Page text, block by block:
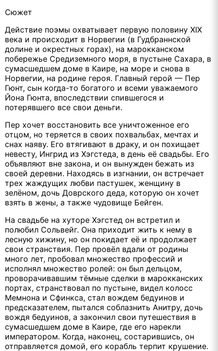
Сюжет
Действие поэмы охватывает первую половину XIX
века и происходит в Норвегии (в Гудбраннской
долине и окрестных горах), на марокканском
побережье Средиземного моря, в пустыне Сахара, в
сумасшедшем доме в Каире, на море и снова в
Норвегии, на родине героя. Главный герой — Пер
Гюнт, сын когда-то богатого и всеми уважаемого
Йона Гюнта, впоследствии спившегося и
потерявшего все свои деньги.
Пер хочет восстановить все уничтоженное его
отцом, но теряется в своих похвальбах, мечтах и
снах наяву. Его втягивают в драку, и он похищает
невесту, Ингрид из Хэгстеда, в день её свадьбы. Его
объявляют вне закона, и он вынужден бежать из
своей деревни. Находясь в изгнании, он встречает
трех жаждущих любви пастушек, женщину в
зелёном, дочь Доврского деда, которую он хочет
взять в жены, а также чудовище Бейген.
На свадьбе на хуторе Хэгстед он встретил и
полюбил Сольвейг. Она приходит жить к нему в
лесную хижину, но он покидает её и продолжает
свои странствия. Пер провёл вдали от родины
много лет, пробовал множество профессий и
исполнял множество ролей: он был дельцом,
проворачивавшим тёмные сделки в марокканских
портах, странствовал по пустыне, видел колосс
Мемнона и Сфинкса, стал вождем бедуинов и
предсказателем, пытался соблазнить Анитру, дочь
вождя бедуинов, а закончил свои путешествия в
сумасшедшем доме в Каире, где его нарекли
императором. Когда, наконец, состарившись, он
отправляется домой, его корабль терпит крушение.